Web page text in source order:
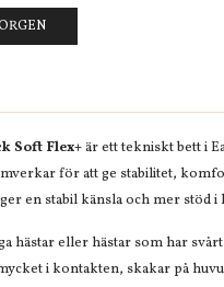
Soft Flex+är ett tekniskt bett i
för att ge stabilitet,
en stabil känsla och mer stöd i
hästar eller hästar som har
i kontakten, skakar på